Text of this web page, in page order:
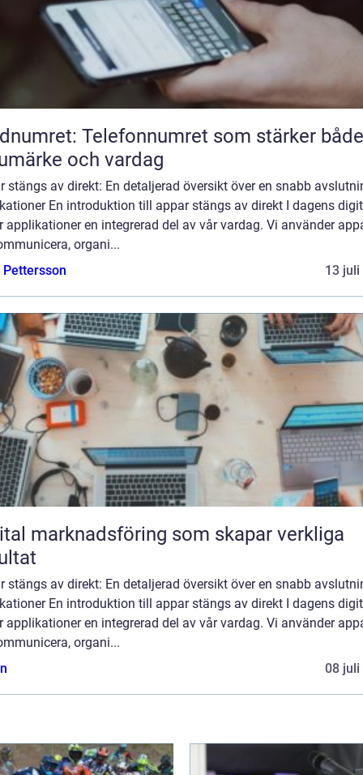
Telefonnumret som stärker både
och vardag
stängs av direkt: En detaljerad översikt över en snabb
En introduktion till appar stängs av direkt I dagens
applikationer en integrerad del av vår vardag. Vi använder
organi...
13 juli
marknadsföring som skapar verkliga
stängs av direkt: En detaljerad översikt över en snabb
En introduktion till appar stängs av direkt I dagens
applikationer en integrerad del av vår vardag. Vi använder
organi...
08 juli